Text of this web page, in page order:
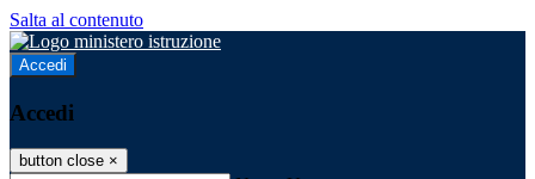
Salta al contenuto
Accedi
Accedi
button close ×